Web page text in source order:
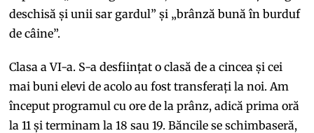
deschisă și unii sar gardul” și „brânză bună în burduf
de câine”.
Clasa a VI-a. S-a desființat o clasă de a cincea și cei
mai buni elevi de acolo au fost transferați la noi. Am
început programul cu ore de la prânz, adică prima oră
la 11 și terminam la 18 sau 19. Băncile se schimbaseră,